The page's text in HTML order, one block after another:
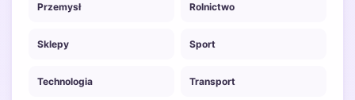
Przemysł Rolnictwo
Sklepy Sport
Technologia Transport